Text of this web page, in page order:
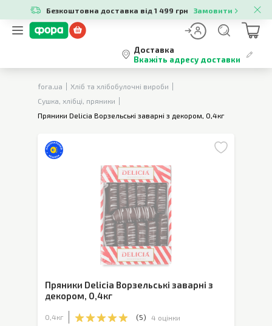
Безкоштовна доставка від 1 499 грн Замовити
Доставка
Вкажіть адресу доставки
fora.ua
Хліб та хлібобулочні вироби
Сушка, хлібці, пряники
Пряники Delicia Ворзельські заварні з декором, 0,4кг
Пряники Delicia Ворзельські заварні з
декором, 0,4кг
0,4кг (5) 4 оцінки